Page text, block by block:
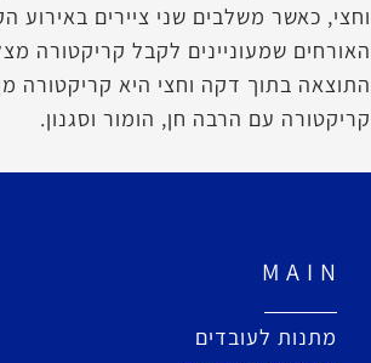
וחצי, כאשר משלבים שני ציירים באירוע
האורחים שמעוניינים לקבל קריקטורה
התוצאה בתוך דקה וחצי היא קריקטורה
קריקטורה עם הרבה חן, הומור וסגנון.
M A I N
מתנות לעובדים